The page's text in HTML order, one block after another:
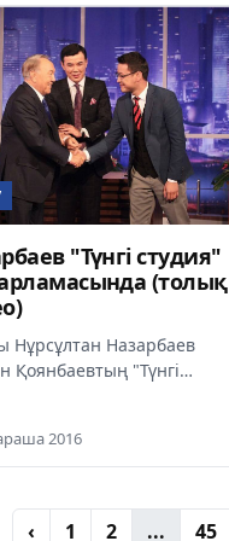
"Түнгі студия"
(толық
Нұрсұлтан Назарбаев
Қоянбаевтың "Түнгі
2016
‹ 1 2 ... 45